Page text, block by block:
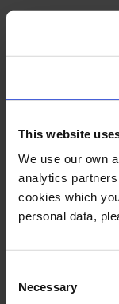
This website
We use our own
analytics
cookies which
personal data,
Selection
Necessary